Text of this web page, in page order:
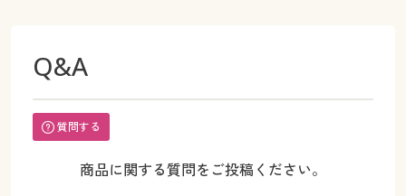
Q&A
質問する
商品に関する質問をご投稿ください。